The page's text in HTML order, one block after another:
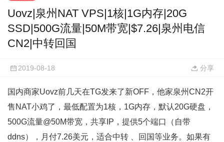
Uovz|泉州NAT VPS|1核|1G内存|20G
SSD|500G流量|50M带宽|$7.26|泉州电信
CN2|中转回国
2019-08-18 分享
国内商家Uovz前几天在TG发来了新OFF，他家泉州CN2开
售NAT小鸡了，最低配置为1核，1G内存，默认20G硬盘，
500G流量@50M带宽，共享IP，提供5个端口（自带
ddns），月付7.26美元，适合中转 、回国等业务。如果有